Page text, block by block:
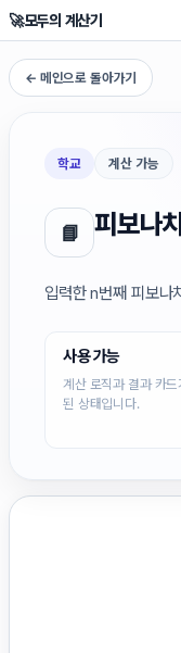
🚀모두의 계산기
← 메인으로 돌아가기
학교 계산 가능
📘 피보나
입력한 n번째 피보나
사용 가능
계산 로직과 결과 카드
된 상태입니다.